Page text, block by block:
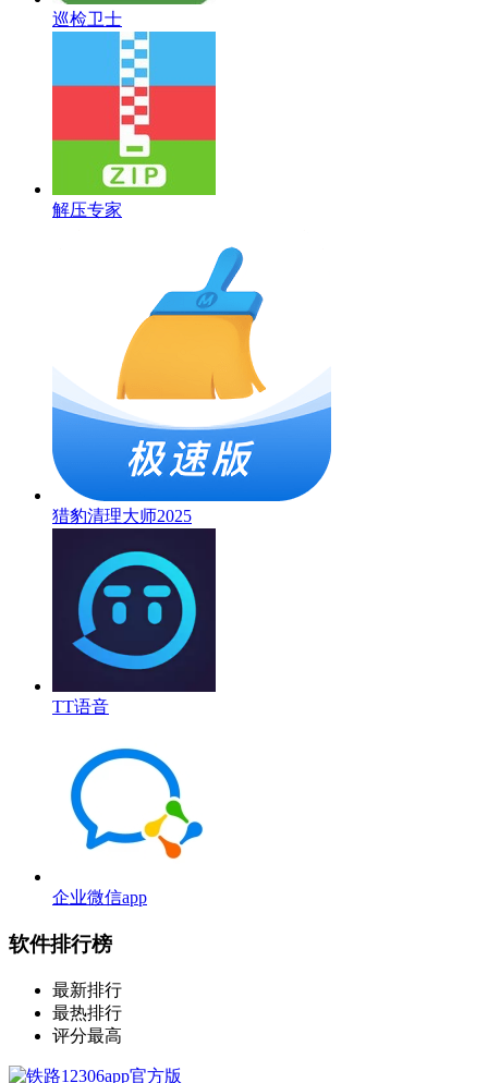
巡检卫士
解压专家
猎豹清理大师2025
TT语音
企业微信app
软件排行榜
最新排行
最热排行
评分最高